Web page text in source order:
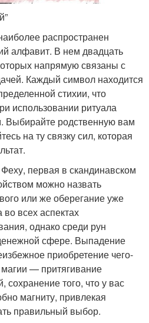
распространен
алфавит. В нем двадцать
напрямую связаны с
Каждый символ находится
стихии, что
использовании ритуала
Выбирайте родственную вам
на ту связку сил, которая
первая в скандинавском
можно назвать
или же оберегание уже
всех аспектах
однако среди рун
сфере. Выпадение
приобретение чего-
— притягивание
сохранение того, что у вас
магниту, привлекая
правильный выбор.